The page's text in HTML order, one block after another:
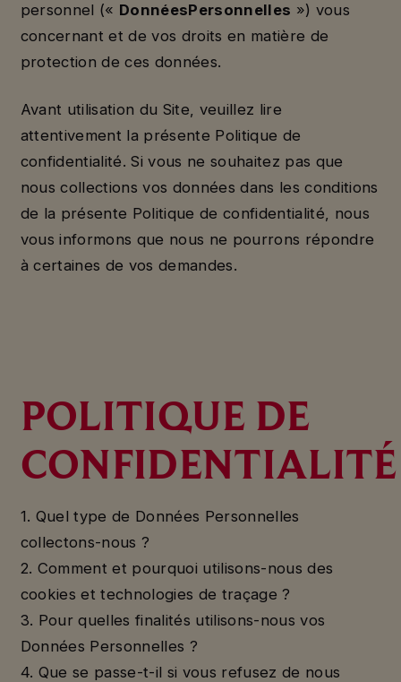
personnel (« DonnéesPersonnelles ») vous
concernant et de vos droits en matière de
protection de ces données.
Avant utilisation du Site, veuillez lire
attentivement la présente Politique de
confidentialité. Si vous ne souhaitez pas que
nous collections vos données dans les conditions
de la présente Politique de confidentialité, nous
vous informons que nous ne pourrons répondre
à certaines de vos demandes.
POLITIQUE DE
CONFIDENTIALITÉ
1. Quel type de Données Personnelles
collectons-nous ?
2. Comment et pourquoi utilisons-nous des
cookies et technologies de traçage ?
3. Pour quelles finalités utilisons-nous vos
Données Personnelles ?
4. Que se passe-t-il si vous refusez de nous